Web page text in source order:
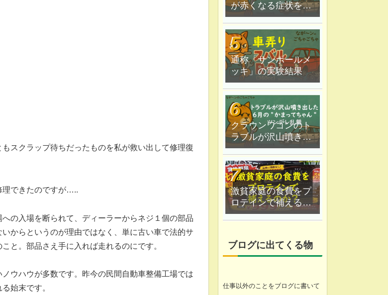
スクラップ待ちだったものを私が救い出して修理復
理できたのですが…..
の入場を断られて、ディーラーからネジ１個の部品
からというのが理由ではなく、単に古い車で法的サ
と。部品さえ手に入れば走れるのにです。
ウハウが多数です。昨今の民間自動車整備工場では
始末です。
が赤くなる症状を原
因追究＆解決
通称「サンポールメ
ッキ」の実験結果
クラウンワゴンのト
ラブルが沢山噴き出
した｜６月の"かまっ
てちゃん"ツンデレ乱
舞
激貧家庭の食費をプ
ロテインで補えるの
か？なが〜ン家は実
ブログに出てくる物
仕事以外のことをブログに書いて